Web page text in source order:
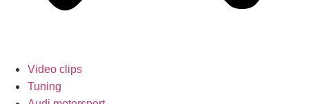
Video clips
Tuning